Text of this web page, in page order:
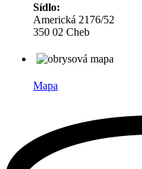
Sídlo:
Americká 2176/52
350 02 Cheb
Mapa